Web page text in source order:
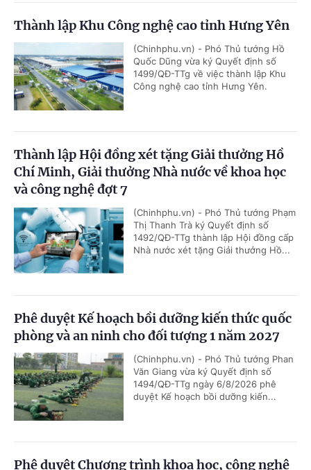
Thành lập Khu Công nghệ cao tỉnh Hưng Yên
(Chinhphu.vn) - Phó Thủ tướng Hồ
Quốc Dũng vừa ký Quyết định số
1499/QĐ-TTg về việc thành lập Khu
Công nghệ cao tỉnh Hưng Yên.
Thành lập Hội đồng xét tặng Giải thưởng Hồ
Chí Minh, Giải thưởng Nhà nước về khoa học
và công nghệ đợt 7
(Chinhphu.vn) - Phó Thủ tướng Phạm
Thị Thanh Trà ký Quyết định số
1492/QĐ-TTg thành lập Hội đồng cấp
Nhà nước xét tặng Giải thưởng Hồ...
Phê duyệt Kế hoạch bồi dưỡng kiến thức quốc
phòng và an ninh cho đối tượng 1 năm 2027
(Chinhphu.vn) - Phó Thủ tướng Phan
Văn Giang vừa ký Quyết định số
1494/QĐ-TTg ngày 6/8/2026 phê
duyệt Kế hoạch bồi dưỡng kiến...
Phê duyệt Chương trình khoa học, công nghệ